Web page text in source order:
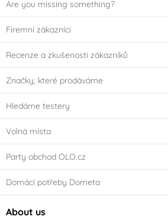
Are you missing something?
Firemní zákazníci
Recenze a zkušenosti zákazníků
Značky, které prodáváme
Hledáme testery
Volná místa
Party obchod OLO.cz
Domácí potřeby Dometa
About us